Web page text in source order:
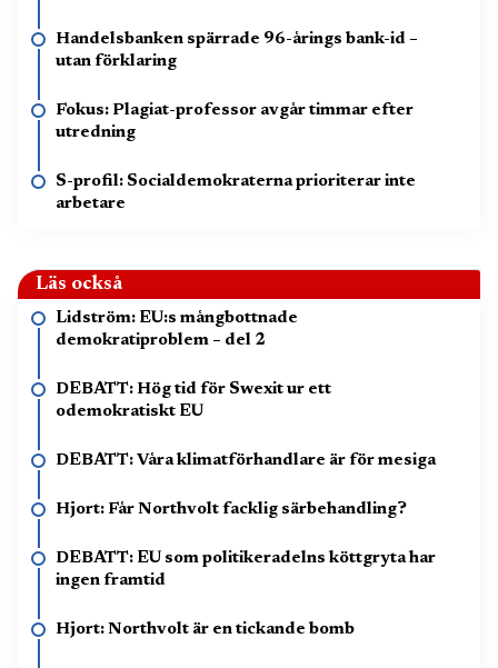
Handelsbanken spärrade 96-årings bank-id –
utan förklaring
Fokus: Plagiat-professor avgår timmar efter
utredning
S-profil: Socialdemokraterna prioriterar inte
arbetare
Läs också
Lidström: EU:s mångbottnade
demokratiproblem – del 2
DEBATT: Hög tid för Swexit ur ett
odemokratiskt EU
DEBATT: Våra klimatförhandlare är för mesiga
Hjort: Får Northvolt facklig särbehandling?
DEBATT: EU som politikeradelns köttgryta har
ingen framtid
Hjort: Northvolt är en tickande bomb